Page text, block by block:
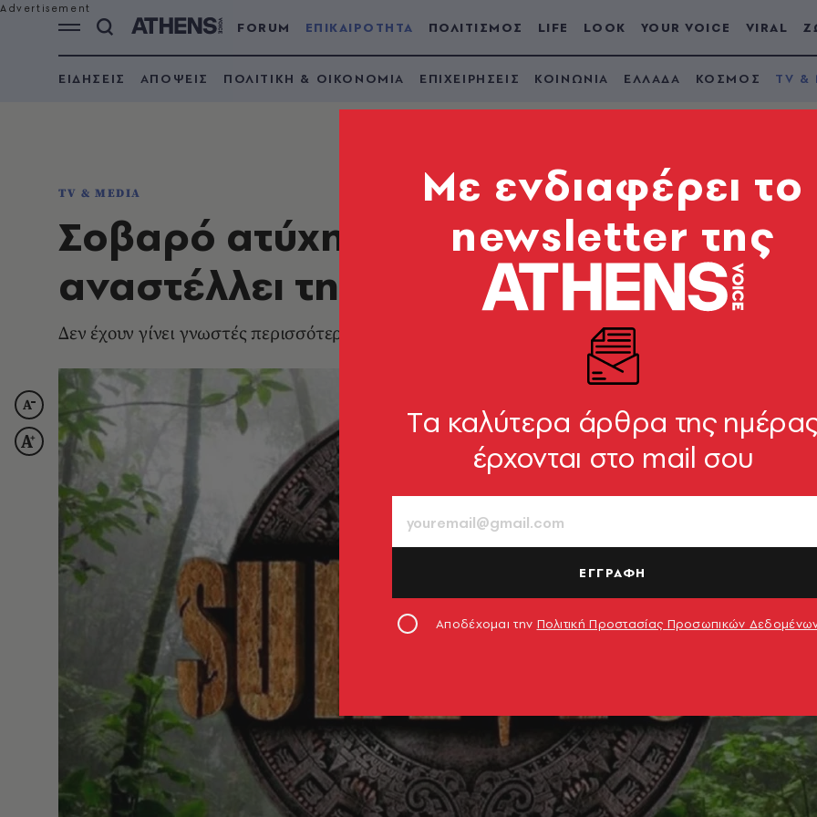
FORUM ΕΠΙΚΑΙΡΟΤΗΤΑ ΠΟΛΙΤΙΣΜΟΣ LIFE LOOK YOUR VOICE VIRAL
ΕΙΔΗΣΕΙΣ ΑΠΟΨΕΙΣ ΠΟΛΙΤΙΚΗ & ΟΙΚΟΝΟΜΙΑ ΕΠΙΧΕΙΡΗΣΕΙΣ ΚΟΙΝΩΝΙΑ ΕΛΛΑΔΑ ΚΟΣΜΟΣ TV &
TV & MEDIA
Σοβαρό ατύχημα στο Survivor: Ο ΣΚΑΪ
αναστέλλει τη μετάδοση του reality
Δεν έχουν γίνει γνωστές περισσότερες λεπτομέρειες
Mε ενδιαφέρει το
newsletter της
Tα καλύτερα άρθρα της
έρχονται στο mail σου
ΕΓΓΡΑΦΗ
Αποδέχομαι την Πολιτική Προστασίας Προσωπικών